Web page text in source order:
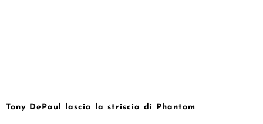
Tony DePaul lascia la striscia di Phantom